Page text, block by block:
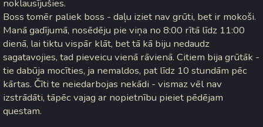
noklausījušies.
Boss tomēr paliek boss - daļu iziet nav grūti, bet ir mokoši.
Manā gadījumā, nosēdēju pie viņa no 8:00 rītā līdz 11:00
dienā, lai tiktu vispār klāt, bet tā kā biju nedaudz
sagatavojies, tad pieveicu vienā rāvienā. Citiem bija grūtāk -
tie dabūja mocīties, ja nemaldos, pat līdz 10 stundām pēc
kārtas. Čīti te neiedarbojas nekādi - vismaz vēl nav
izstrādāti, tāpēc vajag ar nopietnību pieiet pēdējam
questam.